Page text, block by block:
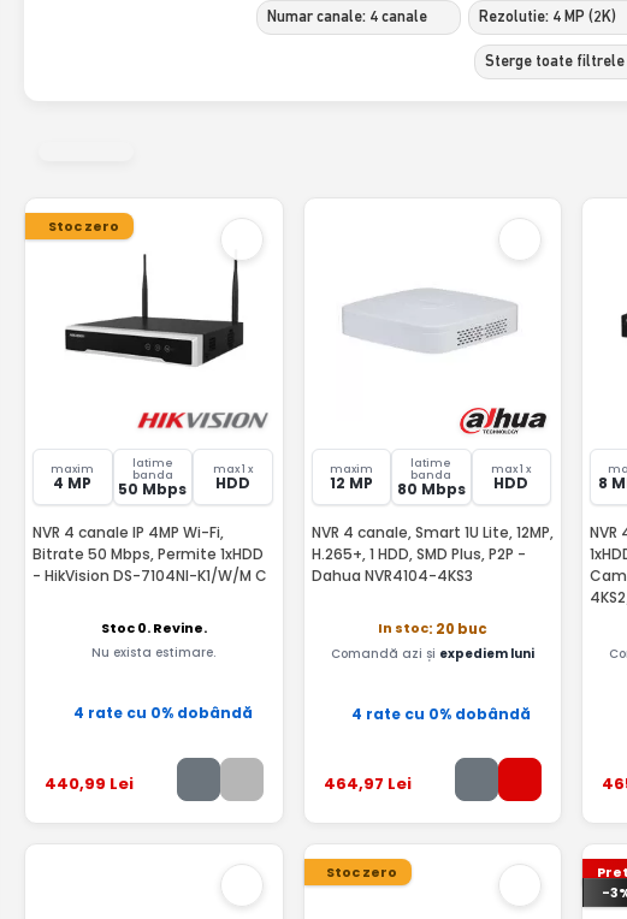
Numar canale: 4 canale Rezolutie: 4 MP (2K)
Sterge toate filtrele
Stoc zero
maxim
4 MP
latime
banda
50 Mbps
max 1 x
HDD
NVR 4 canale IP 4MP Wi-Fi,
Bitrate 50 Mbps, Permite 1xHDD
- HikVision DS-7104NI-K1/W/M C
Stoc 0. Revine.
Nu exista estimare.
4 rate cu 0% dobândă
440,99 Lei
maxim
12 MP
latime
banda
80 Mbps
max 1 x
HDD
NVR 4 canale, Smart 1U Lite, 12MP,
H.265+, 1 HDD, SMD Plus, P2P -
Dahua NVR4104-4KS3
In stoc: 20 buc
Comandă azi și expediem luni
4 rate cu 0% dobândă
464,97 Lei
8
NVR
Stoc zero
-